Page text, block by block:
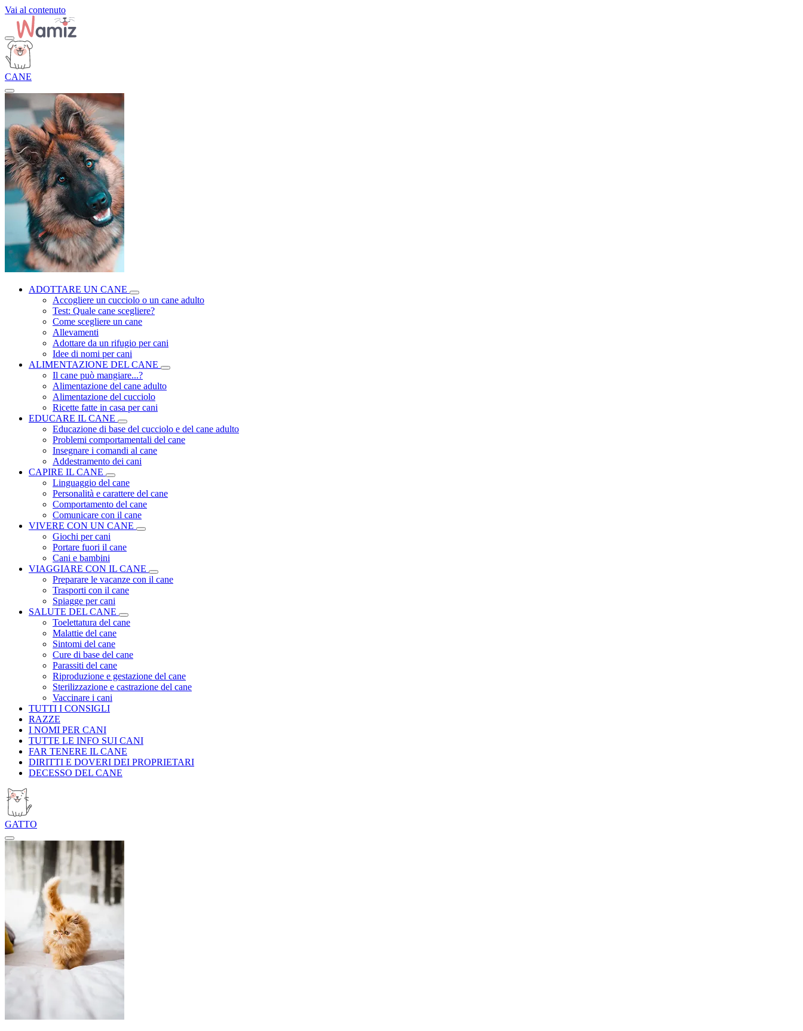
Vai al contenuto
CANE
ADOTTARE UN CANE
Accogliere un cucciolo o un cane adulto
Test: Quale cane scegliere?
Come scegliere un cane
Allevamenti
Adottare da un rifugio per cani
Idee di nomi per cani
ALIMENTAZIONE DEL CANE
Il cane può mangiare...?
Alimentazione del cane adulto
Alimentazione del cucciolo
Ricette fatte in casa per cani
EDUCARE IL CANE
Educazione di base del cucciolo e del cane adulto
Problemi comportamentali del cane
Insegnare i comandi al cane
Addestramento dei cani
CAPIRE IL CANE
Linguaggio del cane
Personalità e carattere del cane
Comportamento del cane
Comunicare con il cane
VIVERE CON UN CANE
Giochi per cani
Portare fuori il cane
Cani e bambini
VIAGGIARE CON IL CANE
Preparare le vacanze con il cane
Trasporti con il cane
Spiagge per cani
SALUTE DEL CANE
Toelettatura del cane
Malattie del cane
Sintomi del cane
Cure di base del cane
Parassiti del cane
Riproduzione e gestazione del cane
Sterilizzazione e castrazione del cane
Vaccinare i cani
TUTTI I CONSIGLI
RAZZE
I NOMI PER CANI
TUTTE LE INFO SUI CANI
FAR TENERE IL CANE
DIRITTI E DOVERI DEI PROPRIETARI
DECESSO DEL CANE
GATTO